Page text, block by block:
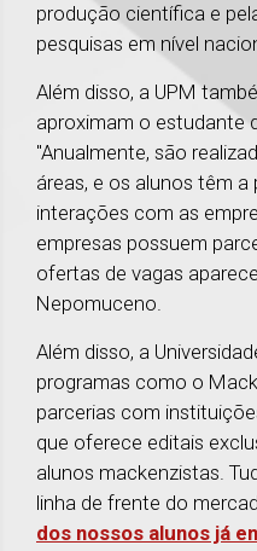
produção científica e
pesquisas em nível
Além disso, a UPM
aproximam o estudante
"Anualmente, são
áreas, e os alunos têm a
interações com as
empresas possuem
ofertas de vagas
Nepomuceno.
Além disso, a
programas como o
parcerias com
que oferece editais
alunos mackenzistas.
linha de frente do
dos nossos alunos já